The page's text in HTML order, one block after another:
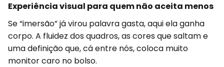
Experiência visual para quem não aceita menos
Se “imersão” já virou palavra gasta, aqui ela ganha
corpo. A fluidez dos quadros, as cores que saltam e
uma definição que, cá entre nós, coloca muito
monitor caro no bolso.